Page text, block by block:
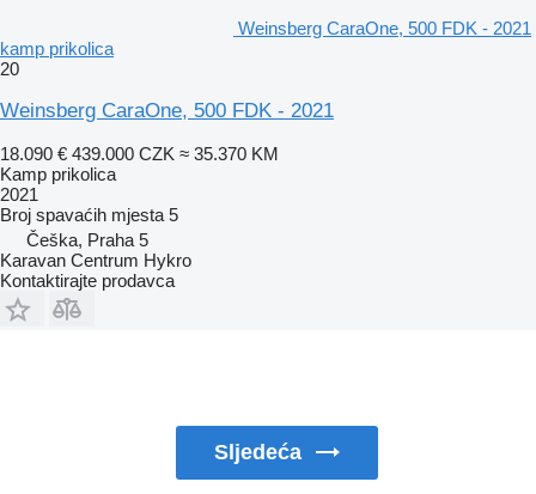
Weinsberg CaraOne, 500 FDK - 2021
kamp prikolica
20
Weinsberg CaraOne, 500 FDK - 2021
18.090 € 439.000 CZK ≈ 35.370 KM
Kamp prikolica
2021
Broj spavaćih mjesta 5
Češka, Praha 5
Karavan Centrum Hykro
Kontaktirajte prodavca
Sljedeća